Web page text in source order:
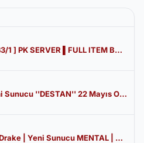
❌ Eaglepaw.COM ❌ [ 83/1 ] PK SERVER ▌FULL ITEM BAŞLANGIÇ ▌Hemen İndir Pk'ya Başla
AkinGaming.net ▌Yeni Sunucu ''DESTAN'' 22 Mayıs Offi̇ci̇al Time 22:00 ▌2.000.000 TL Ödül Havuzu▌Myko
DeathKO | v.1453 Fire Drake | Yeni Sunucu MENTAL | Beta: 05 Haziran | Official: 12 Haziran - 21:00